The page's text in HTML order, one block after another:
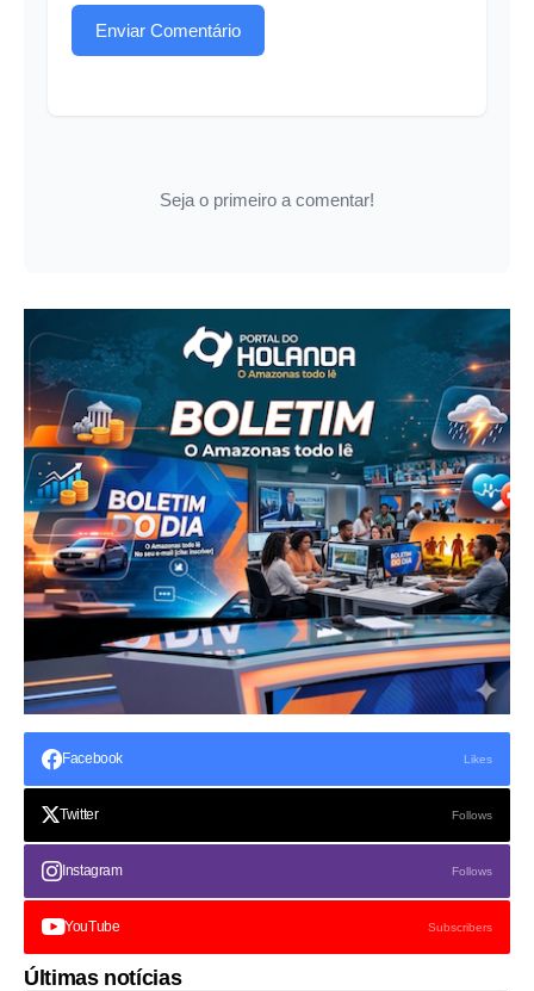
Enviar Comentário
Seja o primeiro a comentar!
Facebook Likes
Twitter Follows
Instagram Follows
YouTube Subscribers
Últimas notícias